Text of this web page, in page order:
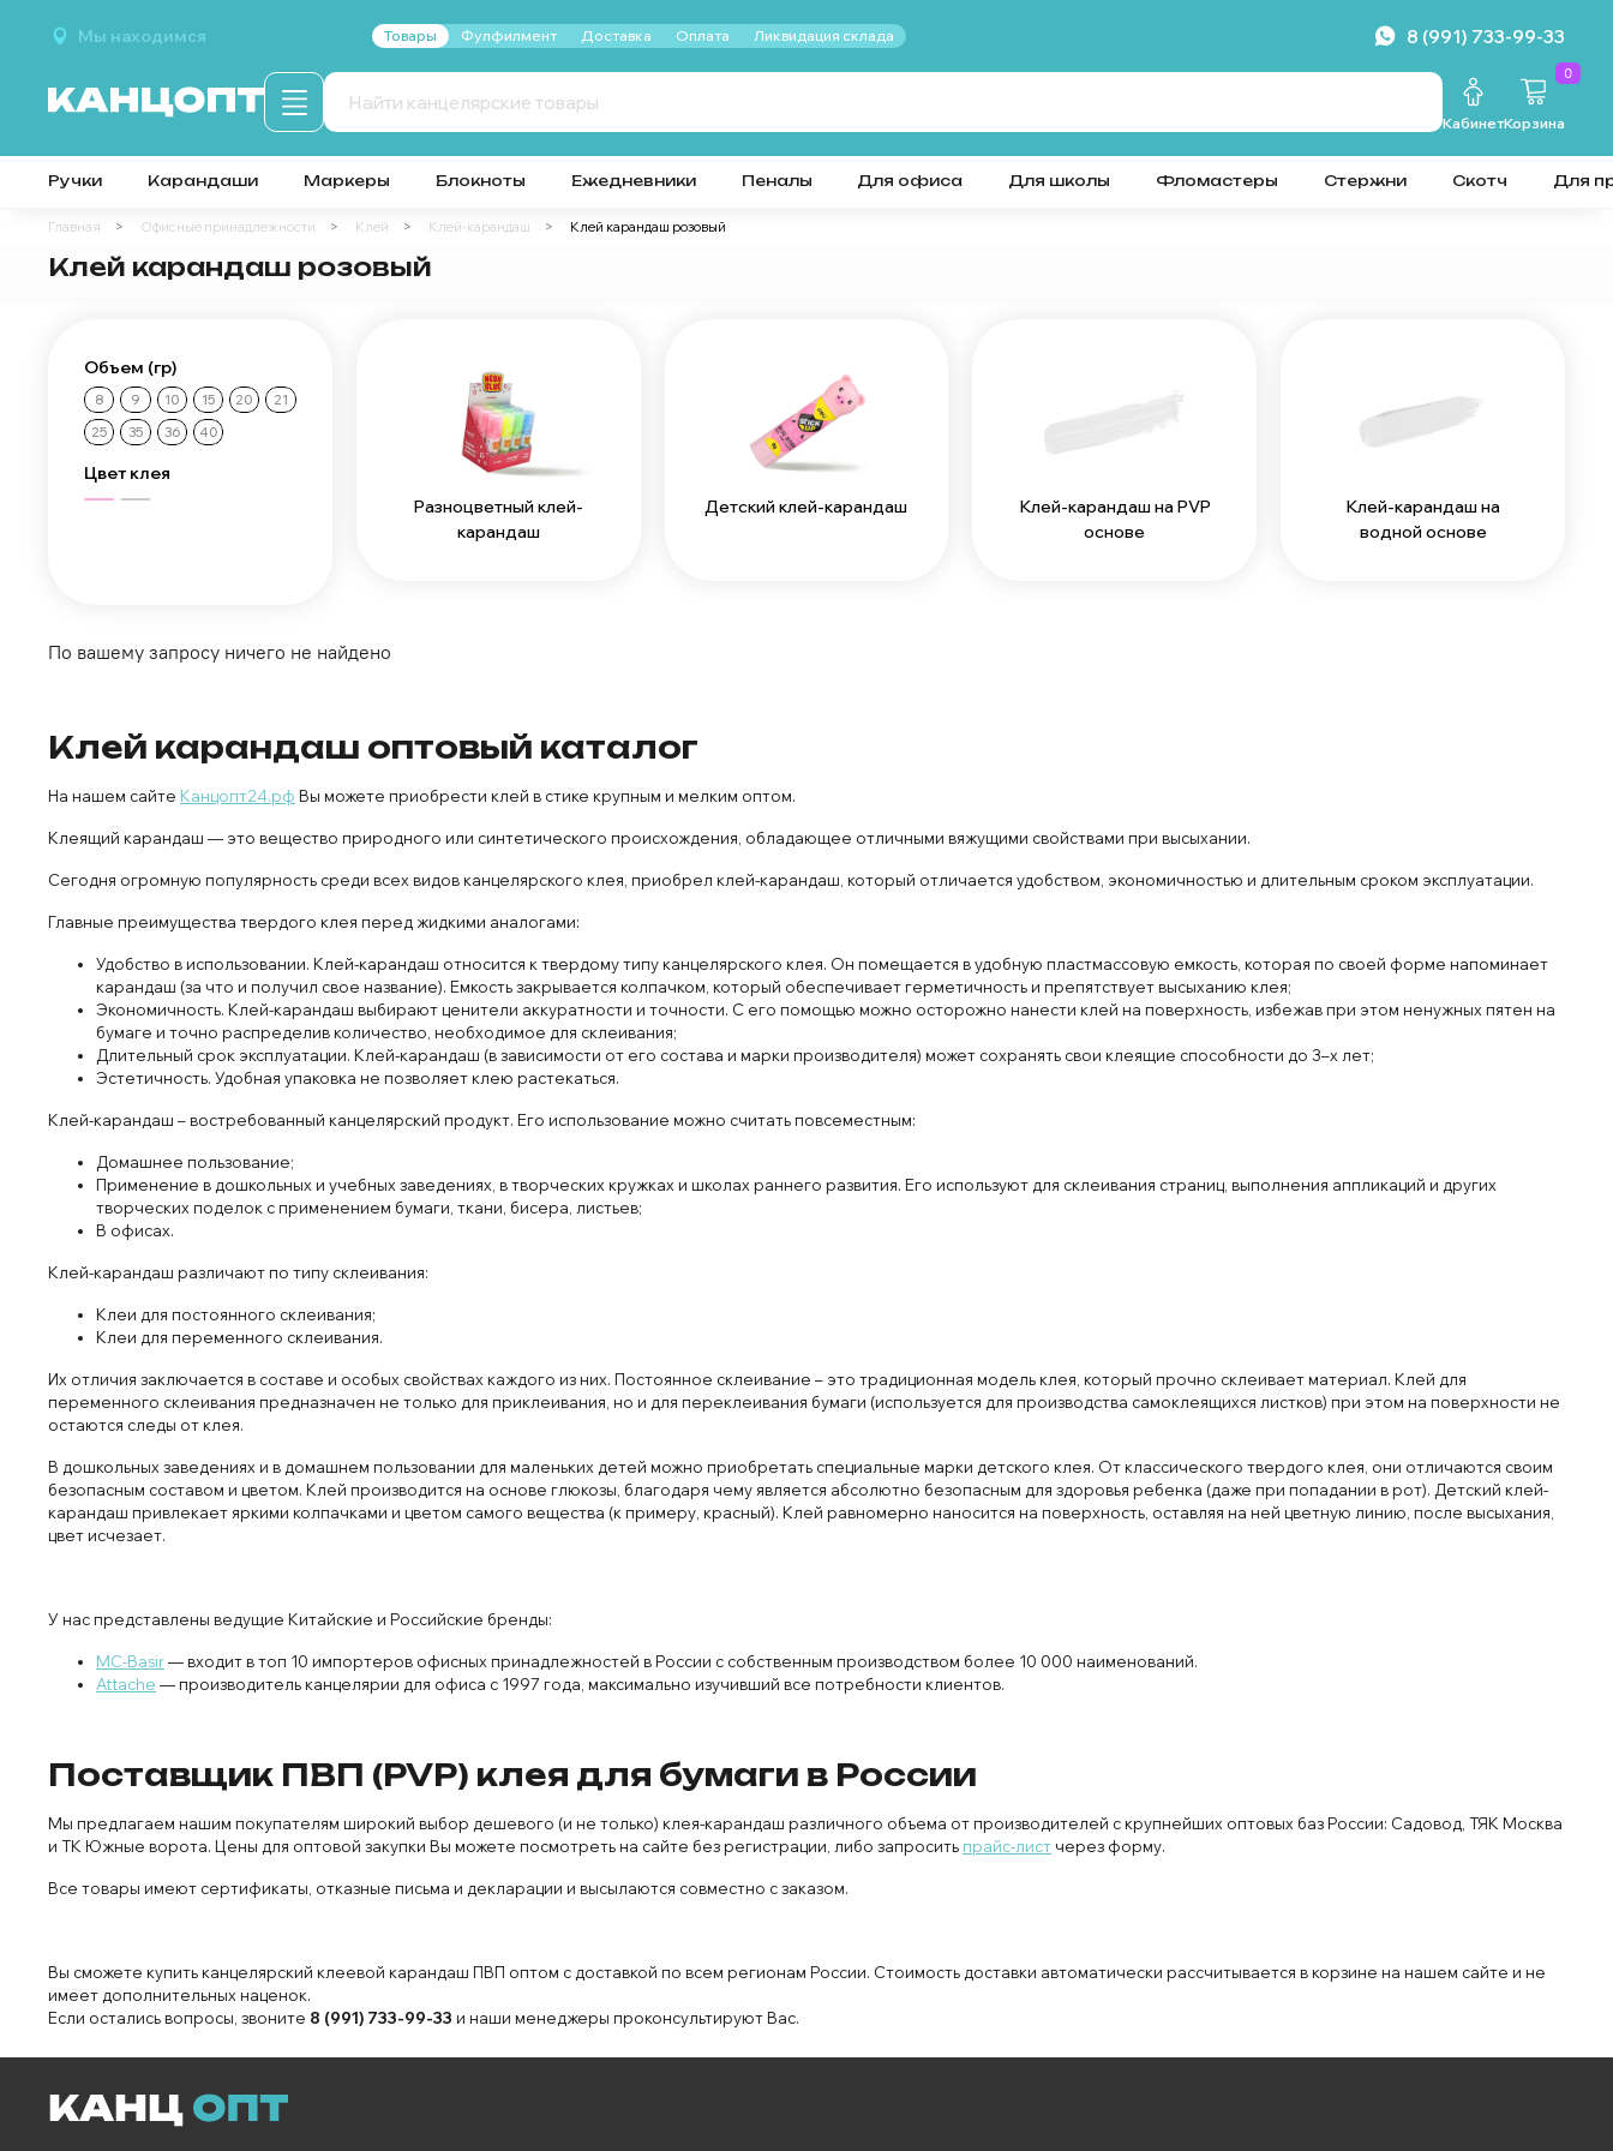
Мы находимся Товары Фулфилмент Доставка Оплата Ликвидация склада 8 (991) 733-99-33
КабинетКорзина
0
Ручки Карандаши Маркеры Блокноты Ежедневники Пеналы Для офиса Для школы Фломастеры Стержни Скотч Для
Главная Офисные принадлежности Клей Клей-карандаш Клей карандаш розовый
Клей карандаш розовый
Объем (гр)
8 9 10 15 20
21
25
35 36 40
Цвет клея
Разноцветный клей-
карандаш
Детский клей-карандаш
Клей-карандаш на PVP
основе
Клей-карандаш на
водной основе
По вашему запросу ничего не найдено
Клей карандаш оптовый каталог
На нашем сайте Канцопт24.рф Вы можете приобрести клей в стике крупным и мелким оптом.
Клеящий карандаш — это вещество природного или синтетического происхождения, обладающее отличными вяжущими свойствами при высыхании.
Сегодня огромную популярность среди всех видов канцелярского клея, приобрел клей-карандаш, который отличается удобством, экономичностью и длительным сроком эксплуатации.
Главные преимущества твердого клея перед жидкими аналогами:
Удобство в использовании. Клей-карандаш относится к твердому типу канцелярского клея. Он помещается в удобную пластмассовую емкость, которая по своей форме напоминает
карандаш (за что и получил свое название). Емкость закрывается колпачком, который обеспечивает герметичность и препятствует высыханию клея;
Экономичность. Клей-карандаш выбирают ценители аккуратности и точности. С его помощью можно осторожно нанести клей на поверхность, избежав при этом ненужных пятен на
бумаге и точно распределив количество, необходимое для склеивания;
Длительный срок эксплуатации. Клей-карандаш (в зависимости от его состава и марки производителя) может сохранять свои клеящие способности до 3–х лет;
Эстетичность. Удобная упаковка не позволяет клею растекаться.
Клей-карандаш – востребованный канцелярский продукт. Его использование можно считать повсеместным:
Домашнее пользование;
Применение в дошкольных и учебных заведениях, в творческих кружках и школах раннего развития. Его используют для склеивания страниц, выполнения аппликаций и других
творческих поделок с применением бумаги, ткани, бисера, листьев;
В офисах.
Клей-карандаш различают по типу склеивания:
Клеи для постоянного склеивания;
Клеи для переменного склеивания.
Их отличия заключается в составе и особых свойствах каждого из них. Постоянное склеивание – это традиционная модель клея, который прочно склеивает материал. Клей для
переменного склеивания предназначен не только для приклеивания, но и для переклеивания бумаги (используется для производства самоклеящихся листков) при этом на поверхности не
остаются следы от клея.
В дошкольных заведениях и в домашнем пользовании для маленьких детей можно приобретать специальные марки детского клея. От классического твердого клея, они отличаются своим
безопасным составом и цветом. Клей производится на основе глюкозы, благодаря чему является абсолютно безопасным для здоровья ребенка (даже при попадании в рот). Детский клей-
карандаш привлекает яркими колпачками и цветом самого вещества (к примеру, красный). Клей равномерно наносится на поверхность, оставляя на ней цветную линию, после высыхания,
цвет исчезает.
У нас представлены ведущие Китайские и Российские бренды:
MC-Basir— входит в топ 10 импортеров офисных принадлежностей в России с собственным производством более 10 000 наименований.
Attache — производитель канцелярии для офиса с 1997 года, максимально изучивший все потребности клиентов.
Поставщик ПВП (PVP) клея для бумаги в России
Мы предлагаем нашим покупателям широкий выбор дешевого (и не только) клея-карандаш различного объема от производителей с крупнейших оптовых баз России: Садовод, ТЯК Москва
и ТК Южные ворота. Цены для оптовой закупки Вы можете посмотреть на сайте без регистрации, либо запросить прайс-лист через форму.
Все товары имеют сертификаты, отказные письма и декларации и высылаются совместно с заказом.
Вы сможете купить канцелярский клеевой карандаш ПВП оптом с доставкой по всем регионам России. Стоимость доставки автоматически рассчитывается в корзине на нашем сайте и не
имеет дополнительных наценок.
Если остались вопросы, звоните 8 (991) 733-99-33 и наши менеджеры проконсультируют Вас.